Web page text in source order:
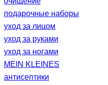
подарочные наборы
уход за лицом
уход за руками
уход за ногами
MEIN KLEINES
антисептики